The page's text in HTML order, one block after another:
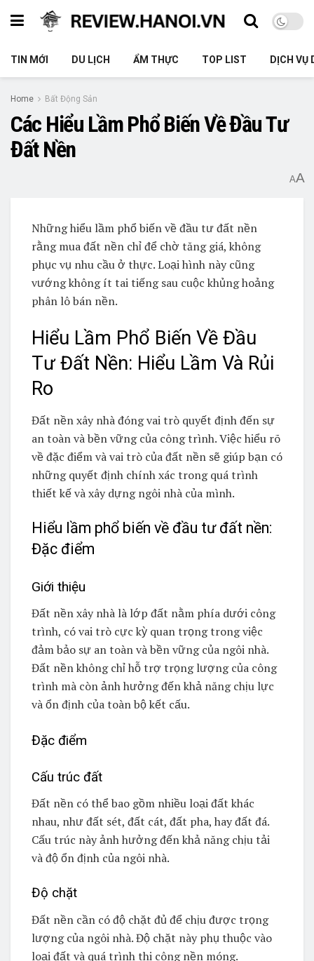
TIN MỚI DU LỊCH ẨM THỰC TOP LIST DỊCH VỤ
Home Bất Động Sản
Các Hiểu Lầm Phổ Biến Về Đầu Tư
Đất Nền
AA
Những hiểu lầm phổ biến về đầu tư đất nền
rằng mua đất nền chỉ để chờ tăng giá, không
phục vụ nhu cầu ở thực. Loại hình này cũng
vướng không ít tai tiếng sau cuộc khủng hoảng
phân lô bán nền.
Hiểu Lầm Phổ Biến Về Đầu
Tư Đất Nền: Hiểu Lầm Và Rủi
Ro
Đất nền xây nhà đóng vai trò quyết định đến sự
an toàn và bền vững của công trình. Việc hiểu rõ
về đặc điểm và vai trò của đất nền sẽ giúp bạn có
những quyết định chính xác trong quá trình
thiết kế và xây dựng ngôi nhà của mình.
Hiểu lầm phổ biến về đầu tư đất nền:
Đặc điểm
Giới thiệu
Đất nền xây nhà là lớp đất nằm phía dưới công
trình, có vai trò cực kỳ quan trọng trong việc
đảm bảo sự an toàn và bền vững của ngôi nhà.
Đất nền không chỉ hỗ trợ trọng lượng của công
trình mà còn ảnh hưởng đến khả năng chịu lực
và ổn định của toàn bộ kết cấu.
Đặc điểm
Cấu trúc đất
Đất nền có thể bao gồm nhiều loại đất khác
nhau, như đất sét, đất cát, đất pha, hay đất đá.
Cấu trúc này ảnh hưởng đến khả năng chịu tải
và độ ổn định của ngôi nhà.
Độ chặt
Đất nền cần có độ chặt đủ để chịu được trọng
lượng của ngôi nhà. Độ chặt này phụ thuộc vào
loại đất và quá trình thi công nền móng.